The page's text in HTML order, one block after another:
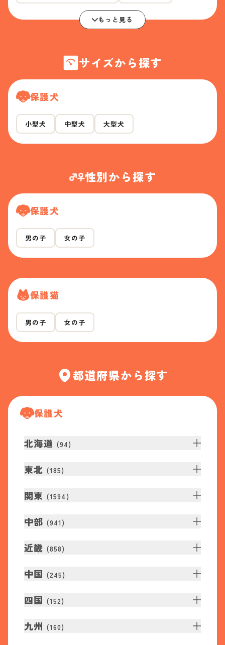
もっと見る
サイズから探す
保護犬
小型犬 中型犬 大型犬
性別から探す
保護犬
男の子 女の子
保護猫
男の子 女の子
都道府県から探す
保護犬
北海道 (94)
東北 (185)
関東 (1594 )
中部 (941 )
近畿 (858)
中国 (245)
四国 (152)
九州 (160)